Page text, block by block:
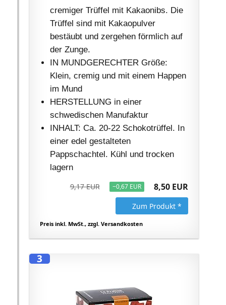
cremiger Trüffel mit Kakaonibs. Die
Trüffel sind mit Kakaopulver
bestäubt und zergehen förmlich auf
der Zunge.
IN MUNDGERECHTER Größe:
Klein, cremig und mit einem Happen
im Mund
HERSTELLUNG in einer
schwedischen Manufaktur
INHALT: Ca. 20-22 Schokotrüffel. In
einer edel gestalteten
Pappschachtel. Kühl und trocken
lagern
9,17 EUR −0,67 EUR 8,50 EUR
Zum Produkt *
Preis inkl. MwSt., zzgl. Versandkosten
3